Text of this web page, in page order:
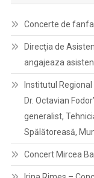
Concerte de
Direcţia de
angajeaza
Institutul
Dr. Octavian
generalist,
Spălătoreasă,
Concert Mircea